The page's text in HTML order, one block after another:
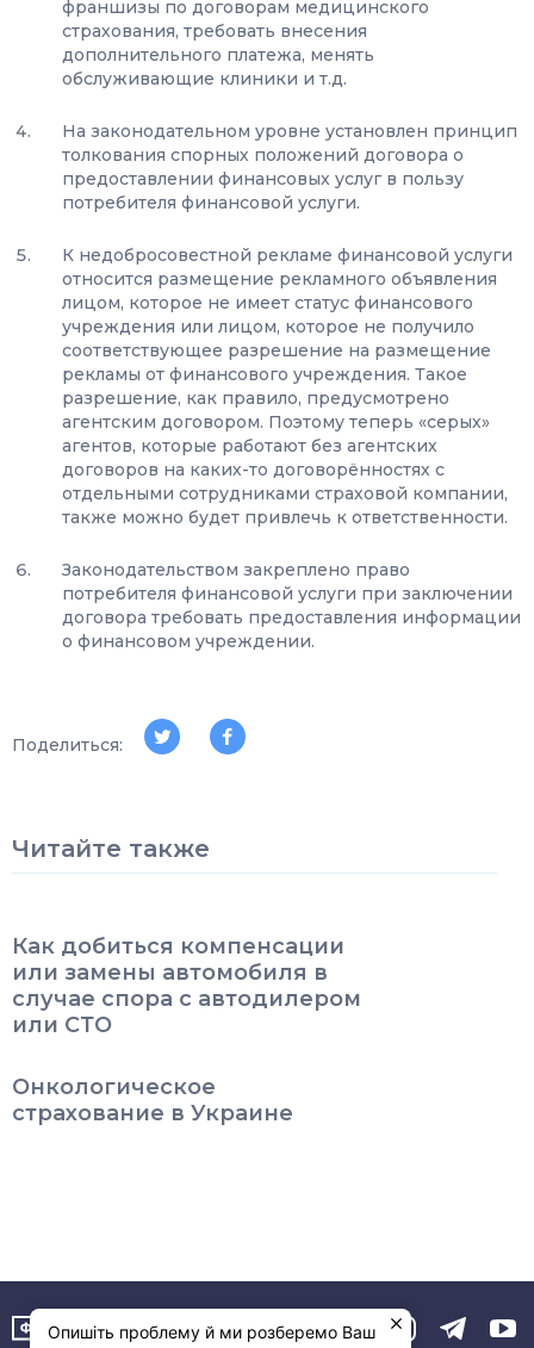
франшизы по договорам медицинского
страхования, требовать внесения
дополнительного платежа, менять
обслуживающие клиники и т.д.
На законодательном уровне установлен принцип
толкования спорных положений договора о
предоставлении финансовых услуг в пользу
потребителя финансовой услуги.
К недобросовестной рекламе финансовой услуги
относится размещение рекламного объявления
лицом, которое не имеет статус финансового
учреждения или лицом, которое не получило
соответствующее разрешение на размещение
рекламы от финансового учреждения. Такое
разрешение, как правило, предусмотрено
агентским договором. Поэтому теперь «серых»
агентов, которые работают без агентских
договоров на каких-то договорённостях с
отдельными сотрудниками страховой компании,
также можно будет привлечь к ответственности.
Законодательством закреплено право
потребителя финансовой услуги при заключении
договора требовать предоставления информации
о финансовом учреждении.
Поделиться:
Читайте также
Как добиться компенсации
или замены автомобиля в
случае спора с автодилером
или СТО
Онкологическое
страхование в Украине
Опишіть проблему й ми розберемо Ваш